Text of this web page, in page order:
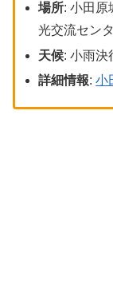
場所: 小田原
光交流セン
天候: 小雨決
詳細情報:小